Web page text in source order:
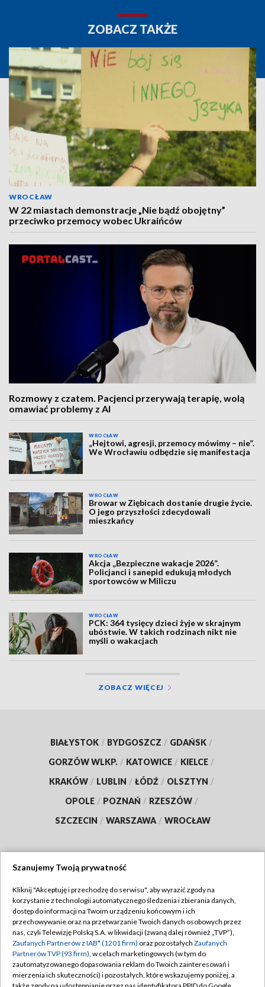
ZOBACZ TAKŻE
WROCŁAW
W 22 miastach demonstracje „Nie bądź obojętny”
przeciwko przemocy wobec Ukraińców
Rozmowy z czatem. Pacjenci przerywają terapię, wolą
omawiać problemy z AI
WROCŁAW
„Hejtowi, agresji, przemocy mówimy – nie”.
We Wrocławiu odbędzie się manifestacja
WROCŁAW
Browar w Ziębicach dostanie drugie życie.
O jego przyszłości zdecydowali
mieszkańcy
WROCŁAW
Akcja „Bezpieczne wakacje 2026”.
Policjanci i sanepid edukują młodych
sportowców w Miliczu
WROCŁAW
PCK: 364 tysięcy dzieci żyje w skrajnym
ubóstwie. W takich rodzinach nikt nie
myśli o wakacjach
ZOBACZ WIĘCEJ
BIAŁYSTOK / BYDGOSZCZ / GDAŃSK /
GORZÓW WLKP. / KATOWICE / KIELCE /
KRAKÓW / LUBLIN / ŁÓDŹ / OLSZTYN /
OPOLE / POZNAŃ / RZESZÓW /
SZCZECIN / WARSZAWA / WROCŁAW
TVP
Abonament TVP
Emisja w TVP
Centrum informacji TVP
Naziemna Telewizja Cyfrowa
Regulamin TVP
Polityka prywatności
Moje zgody
Pomoc
Szanujemy Twoją prywatność
Kliknij "Akceptuję i przechodzę do serwisu", aby wyrazić zgody na
korzystanie z technologii automatycznego śledzenia i zbierania danych,
dostęp do informacji na Twoim urządzeniu końcowym i ich
przechowywanie oraz na przetwarzanie Twoich danych osobowych przez
nas, czyli Telewizję Polską S.A. w likwidacji (zwaną dalej również „TVP”),
Zaufanych Partnerów z IAB* (1201 firm) oraz pozostałych Zaufanych
Partnerów TVP (93 firm), w celach marketingowych (w tym do
zautomatyzowanego dopasowania reklam do Twoich zainteresowań i
mierzenia ich skuteczności) i pozostałych, które wskazujemy poniżej, a